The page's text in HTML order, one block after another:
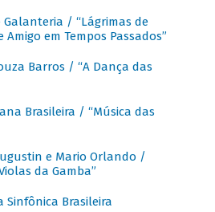
Galanteria / “Lágrimas de
em Tempos Passados”
Barros / “A Dança das
Brasileira / “Música das
e Mario Orlando /
da Gamba”
Sinfônica Brasileira